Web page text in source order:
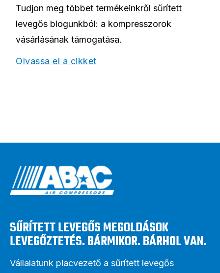
Tudjon meg többet termékeinkről sűrített
levegős blogunkból: a kompresszorok
vásárlásának támogatása.
Olvassa el a cikket
SŰRÍTETT LEVEGŐS MEGOLDÁSOK
LEVEGŐZTETÉS. BÁRMIKOR. BÁRHOL VAN.
Vállalatunk piacvezető a sűrített levegős